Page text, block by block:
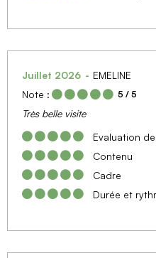
Juillet 2026
EMELINE
Note :
5 / 5
Très belle visite
Evaluation
Contenu
Cadre
Durée et